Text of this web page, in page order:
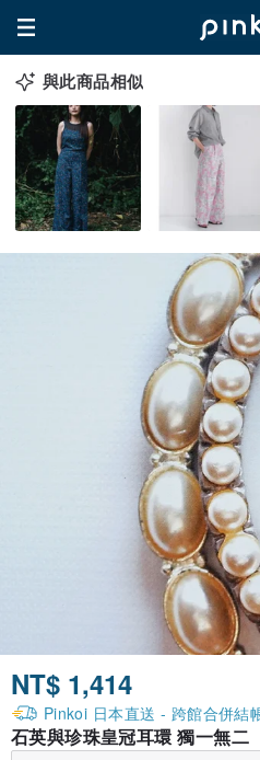
與此商品相似
NT$ 1,414
Pinkoi 日本直送 - 跨館合併結
石英與珍珠皇冠耳環 獨一無二